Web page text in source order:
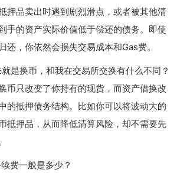
押品卖出时遇到剧烈滑点，或者被其他清
手的资产实际价值低于偿还的债务。即使
还，你依然会损失交易成本和Gas费。
是换币，和我在交易所交换有什么不同？
币只改变了你持有的现货，而资产借换改
的抵押债务结构。比如你可以将波动大的
抵押品，从而降低清算风险，却不需要先
费一般是多少？